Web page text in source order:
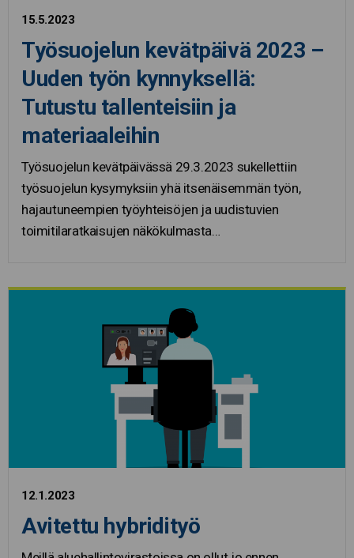
15.5.2023
Työsuojelun kevätpäivä 2023 –
Uuden työn kynnyksellä:
Tutustu tallenteisiin ja
materiaaleihin
Työsuojelun kevätpäivässä 29.3.2023 sukellettiin
työsuojelun kysymyksiin yhä itsenäisemmän työn,
hajautuneempien työyhteisöjen ja uudistuvien
toimitilaratkaisujen näkökulmasta…
12.1.2023
Avitettu hybridityö